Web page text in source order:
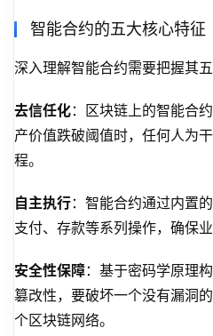
智能合约的五大核心特征
深入理解智能合约需要把握其五
去信任化：区块链上的智能合
产价值跌破阈值时，任何人为
程。
自主执行：智能合约通过内置
支付、存款等系列操作，确保
安全性保障：基于密码学原理
篡改性，要破坏一个没有漏洞
个区块链网络。